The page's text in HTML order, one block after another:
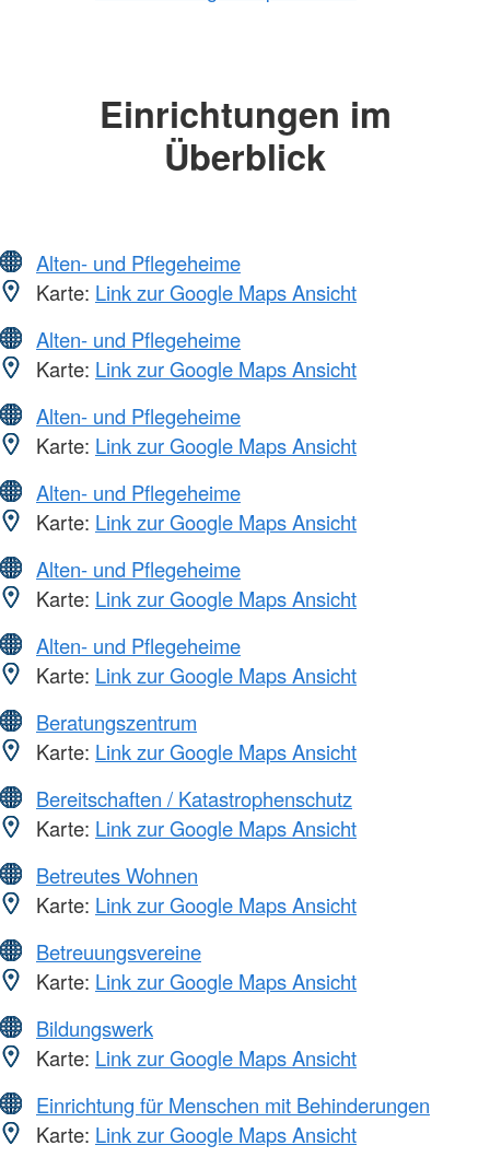
Einrichtungen im
Überblick
Alten- und Pflegeheime
Karte: Link zur Google Maps Ansicht
Alten- und Pflegeheime
Karte: Link zur Google Maps Ansicht
Alten- und Pflegeheime
Karte: Link zur Google Maps Ansicht
Alten- und Pflegeheime
Karte: Link zur Google Maps Ansicht
Alten- und Pflegeheime
Karte: Link zur Google Maps Ansicht
Alten- und Pflegeheime
Karte: Link zur Google Maps Ansicht
Beratungszentrum
Karte: Link zur Google Maps Ansicht
Bereitschaften / Katastrophenschutz
Karte: Link zur Google Maps Ansicht
Betreutes Wohnen
Karte: Link zur Google Maps Ansicht
Betreuungsvereine
Karte: Link zur Google Maps Ansicht
Bildungswerk
Karte: Link zur Google Maps Ansicht
Einrichtung für Menschen mit Behinderungen
Karte: Link zur Google Maps Ansicht